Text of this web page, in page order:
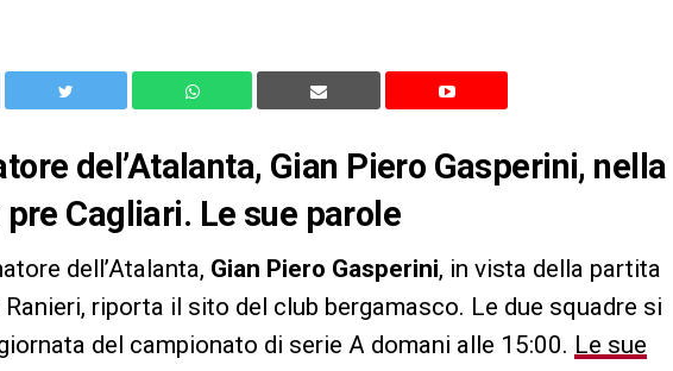
del’Atalanta, Gian Piero Gasperini, nella
Cagliari. Le sue parole
dell’Atalanta, Gian Piero Gasperini, in vista della partita
Ranieri, riporta il sito del club bergamasco. Le due squadre si
del campionato di serie A domani alle 15:00. Le sue